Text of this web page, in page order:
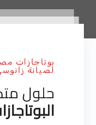
بوتاجازات
لصيانة
حلول